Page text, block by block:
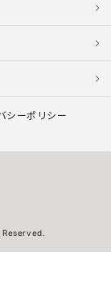
シーポリシー